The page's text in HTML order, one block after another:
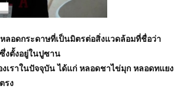
หลอดกระดาษที่เป็นมิตรต่อสิ่งแวดล้อมที่ชื่อว่า
งตั้งอยู่ในปูซาน
ราในปัจจุบัน ได้แก่ หลอดชาไข่มุก หลอดทแยง
รง